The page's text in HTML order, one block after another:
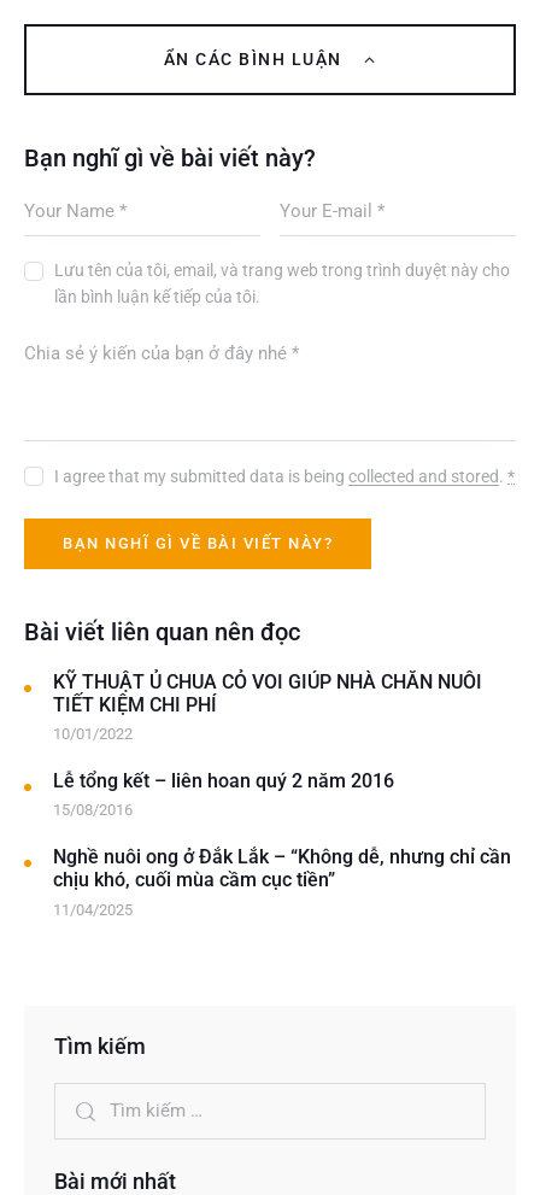
ẨN CÁC BÌNH LUẬN
Bạn nghĩ gì về bài viết này?
Lưu tên của tôi, email, và trang web trong trình duyệt này cho
lần bình luận kế tiếp của tôi.
I agree that my submitted data is beingcollected and stored.*
Bài viết liên quan nên đọc
KỸ THUẬT Ủ CHUA CỎ VOI GIÚP NHÀ CHĂN NUÔI
TIẾT KIỆM CHI PHÍ
10/01/2022
Lễ tổng kết – liên hoan quý 2 năm 2016
15/08/2016
Nghề nuôi ong ở Đắk Lắk – “Không dễ, nhưng chỉ cần
chịu khó, cuối mùa cầm cục tiền”
11/04/2025
Tìm kiếm
Bài mới nhất